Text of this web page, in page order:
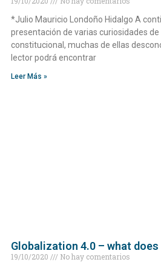
*Julio Mauricio Londoño Hidalgo A
presentación de varias curiosidades
constitucional, muchas de ellas
lector podrá encontrar
Leer Más »
Globalization 4.0 – what does
19/10/2020
No hay comentarios